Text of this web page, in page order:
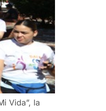
Vida”, la